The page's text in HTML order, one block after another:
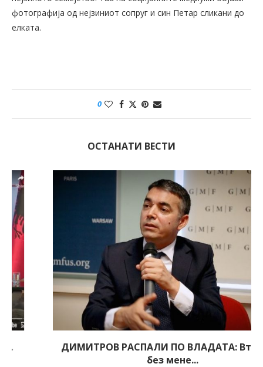
фотографија од нејзиниот сопруг и син Петар сликани до
елката.
0
ОСТАНАТИ ВЕСТИ
ДИМИТРОВ РАСПАЛИ ПО ВЛАДАТА: Втор ден
без мене...